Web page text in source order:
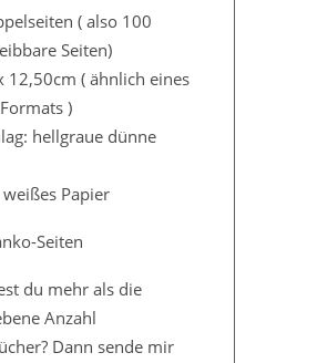
( also 100
Seiten)
12,50cm ( ähnlich eines
)
hellgraue dünne
Papier
Seiten
du mehr als die
Anzahl
Dann sende mir